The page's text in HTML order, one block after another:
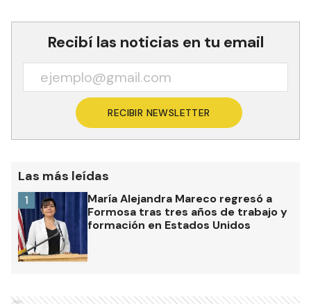
Recibí las noticias en tu email
RECIBIR NEWSLETTER
Las más leídas
María Alejandra Mareco regresó a
Formosa tras tres años de trabajo y
formación en Estados Unidos
1
Ads